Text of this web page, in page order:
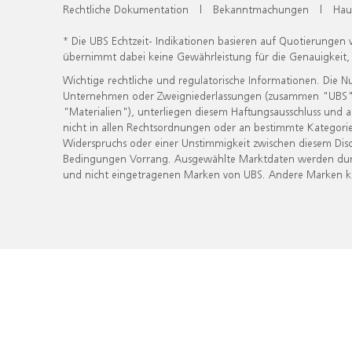
Rechtliche Dokumentation | Bekanntmachungen |
* Die UBS Echtzeit- Indikationen basieren auf
übernimmt dabei keine Gewährleistung für die
Wichtige rechtliche und regulatorische Informationen. Die
Unternehmen oder Zweigniederlassungen (zusammen
"Materialien"), unterliegen diesem Haftungsausschluss
nicht in allen Rechtsordnungen oder an bestimmte
Widerspruchs oder einer Unstimmigkeit zwischen diesem
Bedingungen Vorrang. Ausgewählte Marktdaten werden
und nicht eingetragenen Marken von UBS. Andere Marken